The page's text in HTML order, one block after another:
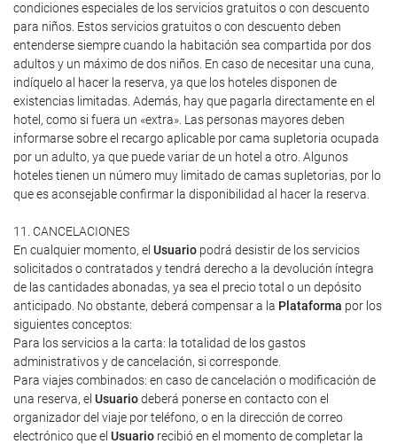
condiciones especiales de los servicios gratuitos o con descuento
para niños. Estos servicios gratuitos o con descuento deben
entenderse siempre cuando la habitación sea compartida por dos
adultos y un máximo de dos niños. En caso de necesitar una cuna,
indíquelo al hacer la reserva, ya que los hoteles disponen de
existencias limitadas. Además, hay que pagarla directamente en el
hotel, como si fuera un «extra». Las personas mayores deben
informarse sobre el recargo aplicable por cama supletoria ocupada
por un adulto, ya que puede variar de un hotel a otro. Algunos
hoteles tienen un número muy limitado de camas supletorias, por lo
que es aconsejable confirmar la disponibilidad al hacer la reserva.
11. CANCELACIONES
En cualquier momento, el Usuario podrá desistir de los servicios
solicitados o contratados y tendrá derecho a la devolución íntegra
de las cantidades abonadas, ya sea el precio total o un depósito
anticipado. No obstante, deberá compensar a la Plataforma por los
siguientes conceptos:
Para los servicios a la carta: la totalidad de los gastos
administrativos y de cancelación, si corresponde.
Para viajes combinados: en caso de cancelación o modificación de
una reserva, el Usuariodeberá ponerse en contacto con el
organizador del viaje por teléfono, o en la dirección de correo
electrónico que el Usuario recibió en el momento de completar la